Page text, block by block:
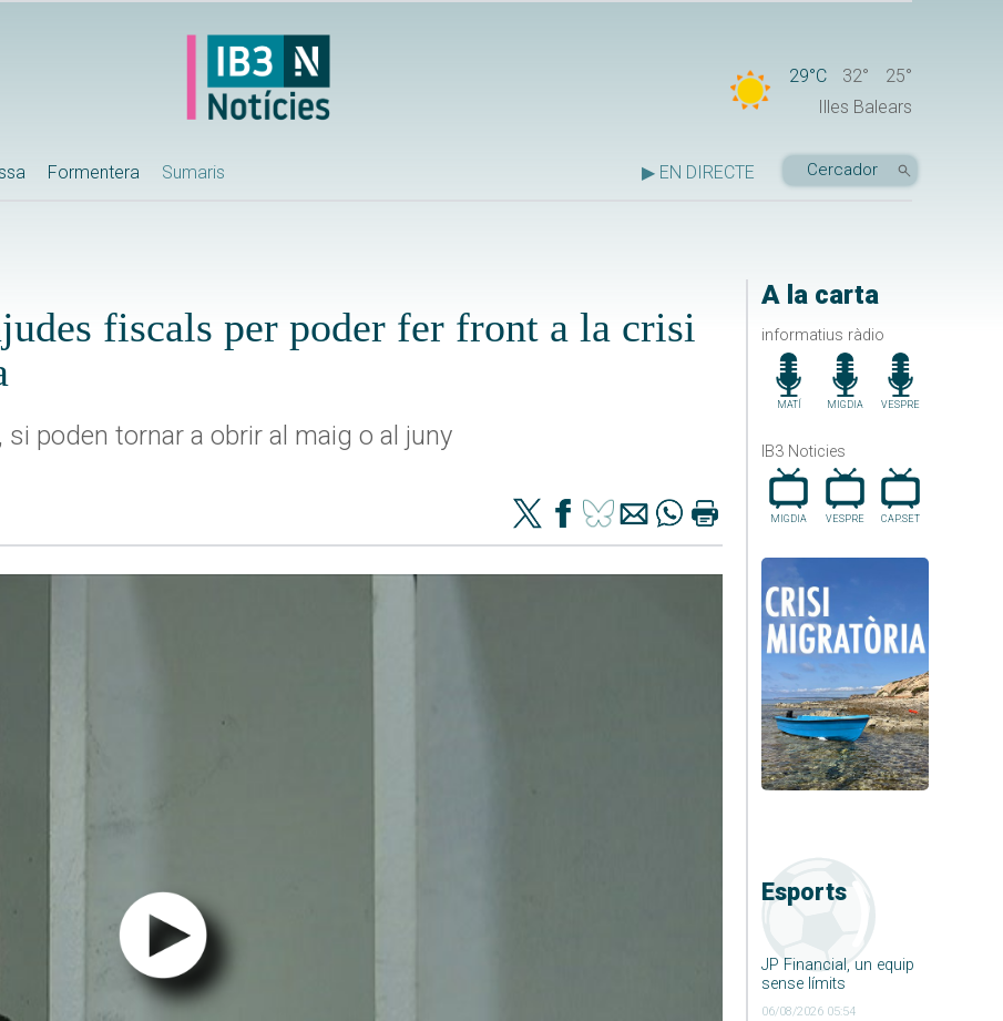
29°C 32°
25°
Illes Balears
Formentera Sumaris ▶ EN DIRECTE
A la carta
informatius ràdio
MATÍ MIGDIA VESPRE
IB3 Noticies
MIGDIA VESPRE CAP.SET
Esports
JP Financial, un equip
sense límits
06/08/2026 05:54
fiscals per poder fer front a la crisi
poden tornar a obrir al maig o al juny